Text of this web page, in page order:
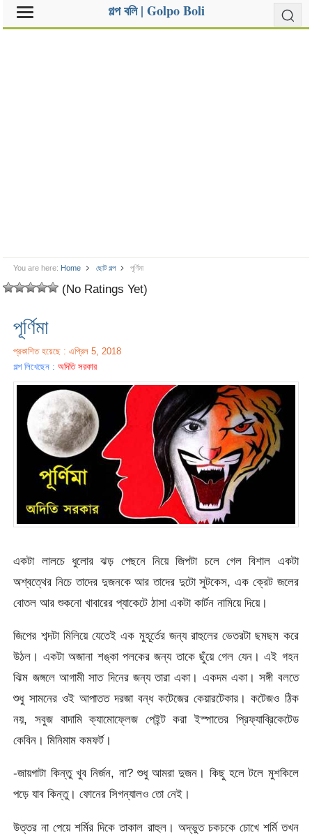
গল্প বলি | Golpo Boli
You are here: Home ছোট গল্প পূর্ণিমা
(No Ratings Yet)
পূর্ণিমা
প্রকাশিত হয়েছে : এপ্রিল 5, 2018
গল্প লিখেছেন :অদিতি সরকার
একটা লালচে ধুলোর ঝড় পেছনে নিয়ে জিপটা চলে গেল বিশাল একটা
অশ্বত্থের নিচে তাদের দুজনকে আর তাদের দুটো সুটকেস, এক ক্রেট জলের
বোতল আর শুকনো খাবারের প্যাকেটে ঠাসা একটা কার্টন নামিয়ে দিয়ে।
জিপের শব্দটা মিলিয়ে যেতেই এক মুহূর্তের জন্য রাহুলের ভেতরটা ছমছম করে
উঠল। একটা অজানা শঙ্কা পলকের জন্য তাকে ছুঁয়ে গেল যেন। এই গহন
ঝিম জঙ্গলে আগামী সাত দিনের জন্য তারা একা। একদম একা। সঙ্গী বলতে
শুধু সামনের ওই আপাতত দরজা বন্ধ কটেজের কেয়ারটেকার। কটেজও ঠিক
নয়, সবুজ বাদামি ক্যামোফ্লেজ পেইন্ট করা ইস্পাতের প্রিফ্যাব্রিকেটেড
কেবিন। মিনিমাম কমফর্ট।
-জায়গাটা কিন্তু খুব নির্জন, না? শুধু আমরা দুজন। কিছু হলে টলে মুশকিলে
পড়ে যাব কিন্তু। ফোনের সিগন্যালও তো নেই।
উত্তর না পেয়ে শর্মির দিকে তাকাল রাহুল। অদ্ভুত চকচকে চোখে শর্মি তখন